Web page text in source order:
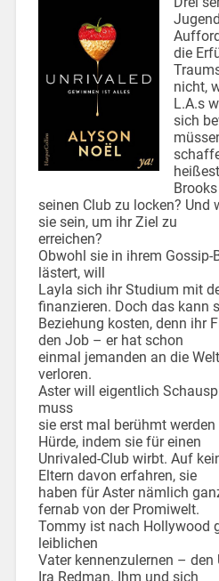
die
nicht,
L.A.s
sich
seinen Club zu locken? Und
sie sein, um ihr Ziel zu
erreichen?
Obwohl sie in ihrem Gossip-
lästert, will
Layla sich ihr Studium mit
finanzieren. Doch das kann
Beziehung kosten, denn ihr
den Job – er hat schon
einmal jemanden an die
verloren.
Aster will eigentlich
muss
sie erst mal berühmt
Hürde, indem sie für einen
Unrivaled-Club wirbt. Auf
Eltern davon erfahren, sie
haben für Aster nämlich
fernab von der Promiwelt.
Tommy ist nach Hollywood
leiblichen
Vater kennenzulernen – den
Ira Redman. Ihm und sich